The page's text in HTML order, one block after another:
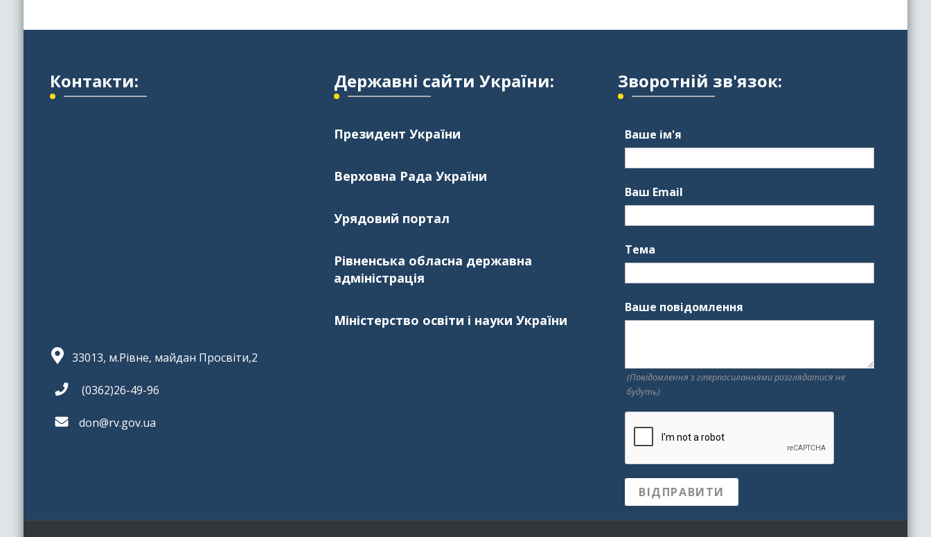
Контакти:
33013, м.Рівне, майдан Просвіти,2
(0362)26-49-96
don@rv.gov.ua
Державні сайти України:
Президент України
Верховна Рада України
Урядовий портал
Рівненська обласна державна
адміністрація
Міністерство освіти і науки України
Зворотній зв'язок:
Ваше ім'я
Ваш Email
Тема
Ваше повідомлення
(Повідомлення з гіперпосиланнями розглядатися не
будуть)